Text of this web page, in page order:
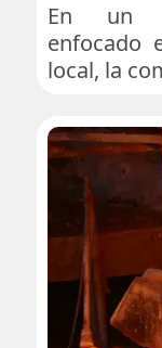
En un
enfocado
local, la